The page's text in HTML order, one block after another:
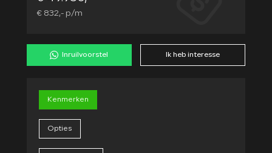
€ 832,- p/m
Inruilvoorstel Ik heb interesse
Kenmerken
Opties